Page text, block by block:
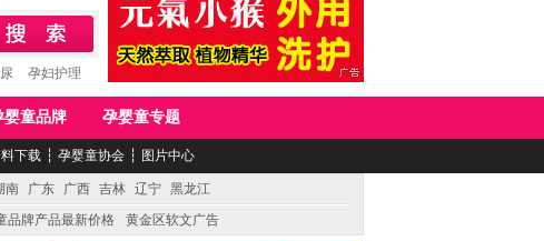
孕妇护理
婴童品牌 孕婴童专题
下载 ┆ 孕婴童协会 ┆ 图片中心
南 广东 广西 吉林 辽宁 黑龙江
品牌产品最新价格 黄金区软文广告